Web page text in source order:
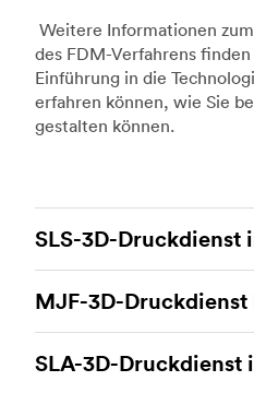
Weitere Informationen
des FDM-Verfahrens
Einführung in die
erfahren können, wie Sie
gestalten können.
SLS-3D-Druckdienst
(SLS) handelt es sich um
additiven
ermöglicht, beständige und
kundenspezifische Teile
MJF-3D-
additive
SLA-3D-Druckdienst